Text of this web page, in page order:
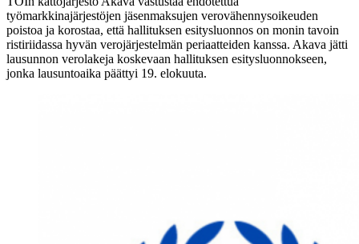
työmarkkinajärjestöjen jäsenmaksujen verovähennysoikeuden
poistoa ja korostaa, että hallituksen esitysluonnos on monin tavoin
ristiriidassa hyvän verojärjestelmän periaatteiden kanssa. Akava jätti
lausunnon verolakeja koskevaan hallituksen esitysluonnokseen,
jonka lausuntoaika päättyi 19. elokuuta.